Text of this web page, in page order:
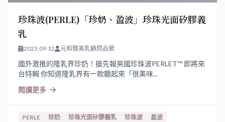
珍珠波(PERLE)「珍奶、盈波」珍珠光面矽膠義
乳
2023.09.12 元和雅美乳顧問品縈
國外激推的隆乳界珍奶！搶先報英國珍珠波PERLET™ 即將來
台特輯 你知道隆乳界有一款聽起來「很美味...
閱讀更多
PERLE 珍奶 珍珠光面矽膠義乳 珍珠波 盈波